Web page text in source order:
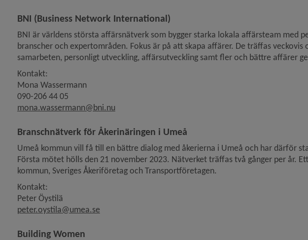
BNI (Business Network International)
BNI är världens största affärsnätverk som bygger starka lokala affärsteam med
branscher och expertområden. Fokus är på att skapa affärer. De träffas veckovis
samarbeten, personligt utveckling, affärsutveckling samt fler och bättre affärer
Kontakt:
Mona Wassermann
090-206 44 05
mona.wassermann@bni.nu
Branschnätverk för Åkerinäringen i Umeå
Umeå kommun vill få till en bättre dialog med åkerierna i Umeå och har därför
Första mötet hölls den 21 november 2023. Nätverket träffas två gånger per år.
kommun, Sveriges Åkeriföretag och Transportföretagen.
Kontakt:
Peter Öystilä
peter.oystila@umea.se
Building Women